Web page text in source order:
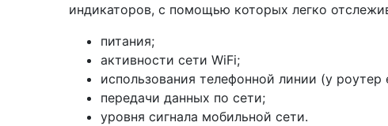
индикаторов, с помощью которых легко
питания;
активности сети WiFi;
использования телефонной линии (у роутер
передачи данных по сети;
уровня сигнала мобильной сети.